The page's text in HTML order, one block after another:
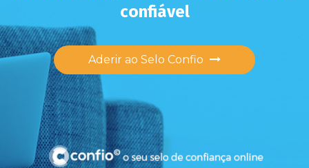
confiável
Aderir ao Selo Confio